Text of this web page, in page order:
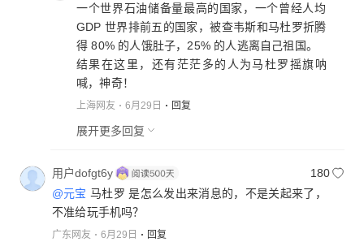
一个世界石油储备量最高的国家，一个曾经人均
GDP 世界排前五的国家，被查韦斯和马杜罗折腾
得 80% 的人饿肚子，25% 的人逃离自己祖国。
结果在这里，还有茫茫多的人为马杜罗摇旗呐
喊，神奇！
上海网友 6月29日 回复
展开更多回复
用户dofgt6y
180
@元宝 马杜罗 是怎么发出来消息的，不是关起来了，
不准给玩手机吗？
广东网友 6月29日 回复